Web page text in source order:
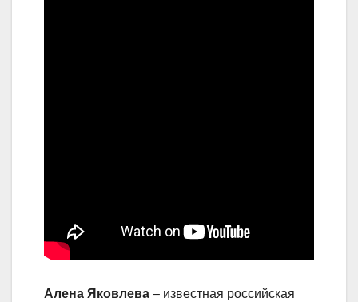
Алена Яковлева – известная российская